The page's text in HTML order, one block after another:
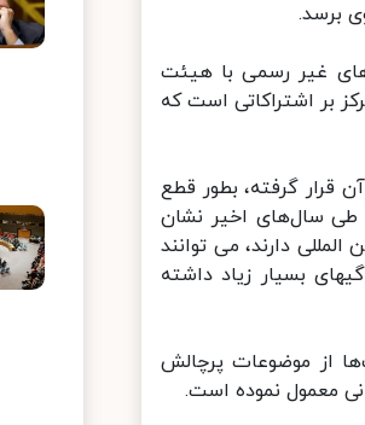
برسد.
غیر رسمی با هیئت
بر اشتراکاتی است که
گرفته، بطور قطع
سال‌های اخیر نشان
دارند، می توانند
بسیار زیاد داشته
از موضوعات پرچالش
معمول نموده است.